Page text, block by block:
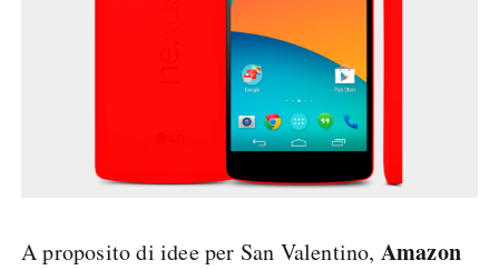
A proposito di idee per San Valentino, Amazon